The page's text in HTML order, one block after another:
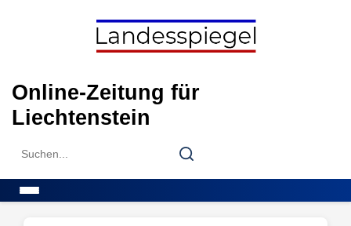
Online-Zeitung für
Liechtenstein
Search
Search